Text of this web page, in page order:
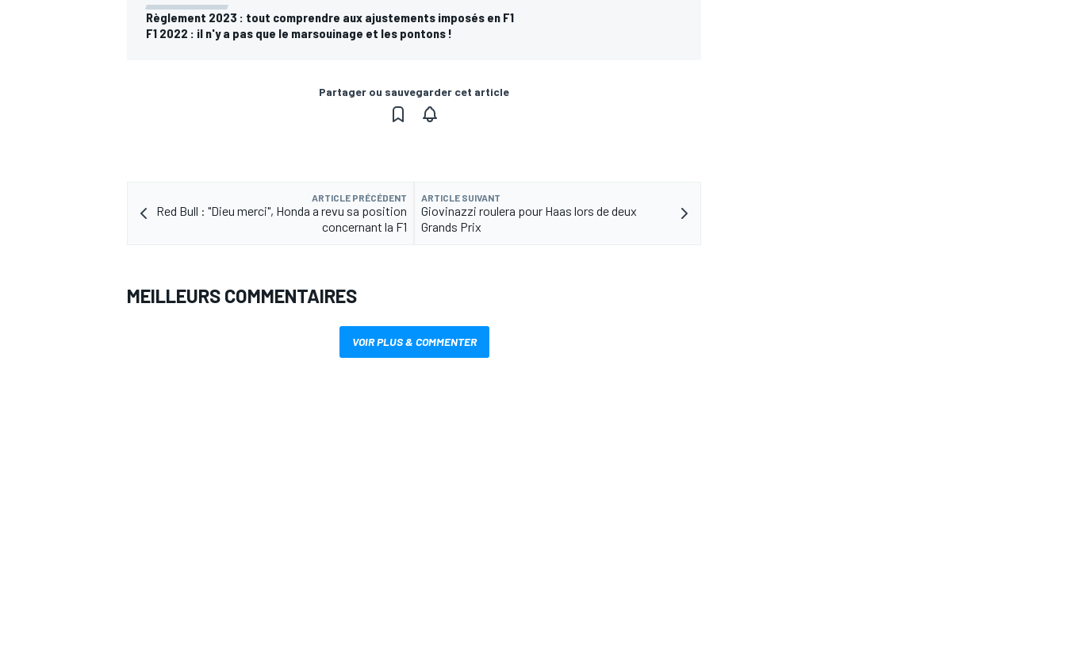
Règlement 2023 : tout comprendre aux ajustements imposés en F1
F1 2022 : il n'y a pas que le marsouinage et les pontons !
Partager ou sauvegarder cet article
ARTICLE PRÉCÉDENT
Red Bull : "Dieu merci", Honda a revu sa position
concernant la F1
ARTICLE SUIVANT
Giovinazzi roulera pour Haas lors de deux
Grands Prix
MEILLEURS COMMENTAIRES
VOIR PLUS & COMMENTER